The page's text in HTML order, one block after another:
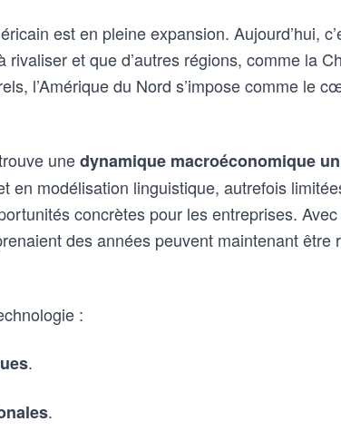
est en pleine expansion. Aujourd’hui,
rivaliser et que d’autres régions, comme la
l’Amérique du Nord s’impose comme le
unedynamique macroéconomique
en modélisation linguistique, autrefois
concrètes pour les entreprises.
des années peuvent maintenant être
:
.
.